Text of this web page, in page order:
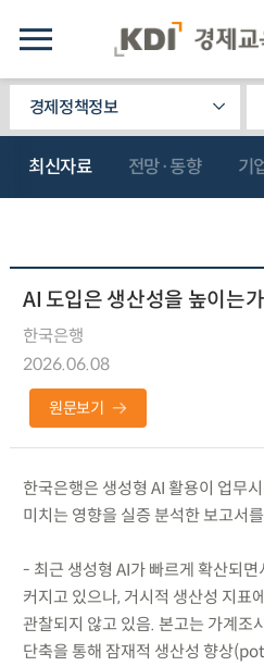
경제정책정보
최신자료 전망·동향 기
AI 도입은 생산성을 높이는
한국은행
2026.06.08
원문보기
한국은행은 생성형 AI 활용이 업무
미치는 영향을 실증 분석한 보고서
- 최근 생성형 AI가 빠르게 확산되
커지고 있으나, 거시적 생산성 지표
관찰되지 않고 있음. 본고는 가계조
단축을 통해 잠재적 생산성 향상